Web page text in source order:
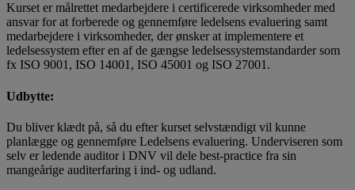
Kurset er målrettet medarbejdere i certificerede virksomheder med
ansvar for at forberede og gennemføre ledelsens evaluering samt
medarbejdere i virksomheder, der ønsker at implementere et
ledelsessystem efter en af de gængse ledelsessystemstandarder som
fx ISO 9001, ISO 14001, ISO 45001 og ISO 27001.
Udbytte:
Du bliver klædt på, så du efter kurset selvstændigt vil kunne
planlægge og gennemføre Ledelsens evaluering. Underviseren som
selv er ledende auditor i DNV vil dele best-practice fra sin
mangeårige auditerfaring i ind- og udland.